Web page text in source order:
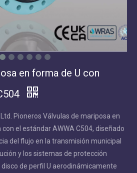
en forma de U con
Pioneros Válvulas de mariposa en
el estándar AWWA C504, diseñado
del flujo en la transmisión municipal
y los sistemas de protección
de perfil U aerodinámicamente